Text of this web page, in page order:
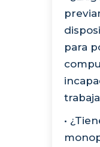
para
•